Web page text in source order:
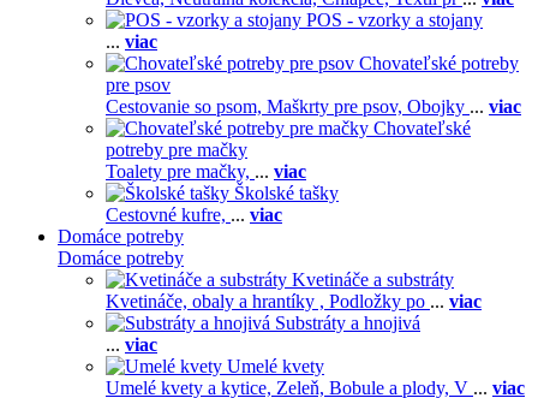
POS - vzorky a stojany
... viac
Chovateľské potreby
pre psov
Cestovanie so psom, Maškrty pre psov, Obojky ... viac
Chovateľské
potreby pre mačky
Toalety pre mačky, ... viac
Školské tašky
Cestovné kufre, ... viac
Domáce potreby
Domáce potreby
Kvetináče a substráty
Kvetináče, obaly a hrantíky , Podložky po ... viac
Substráty a hnojivá
... viac
Umelé kvety
Umelé kvety a kytice, Zeleň, Bobule a plody, V ... viac